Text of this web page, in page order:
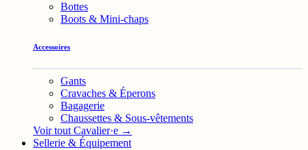
Bottes
Boots & Mini-chaps
Accessoires
Gants
Cravaches & Éperons
Bagagerie
Chaussettes & Sous-vêtements
Voir tout Cavalier·e →
Sellerie & Équipement